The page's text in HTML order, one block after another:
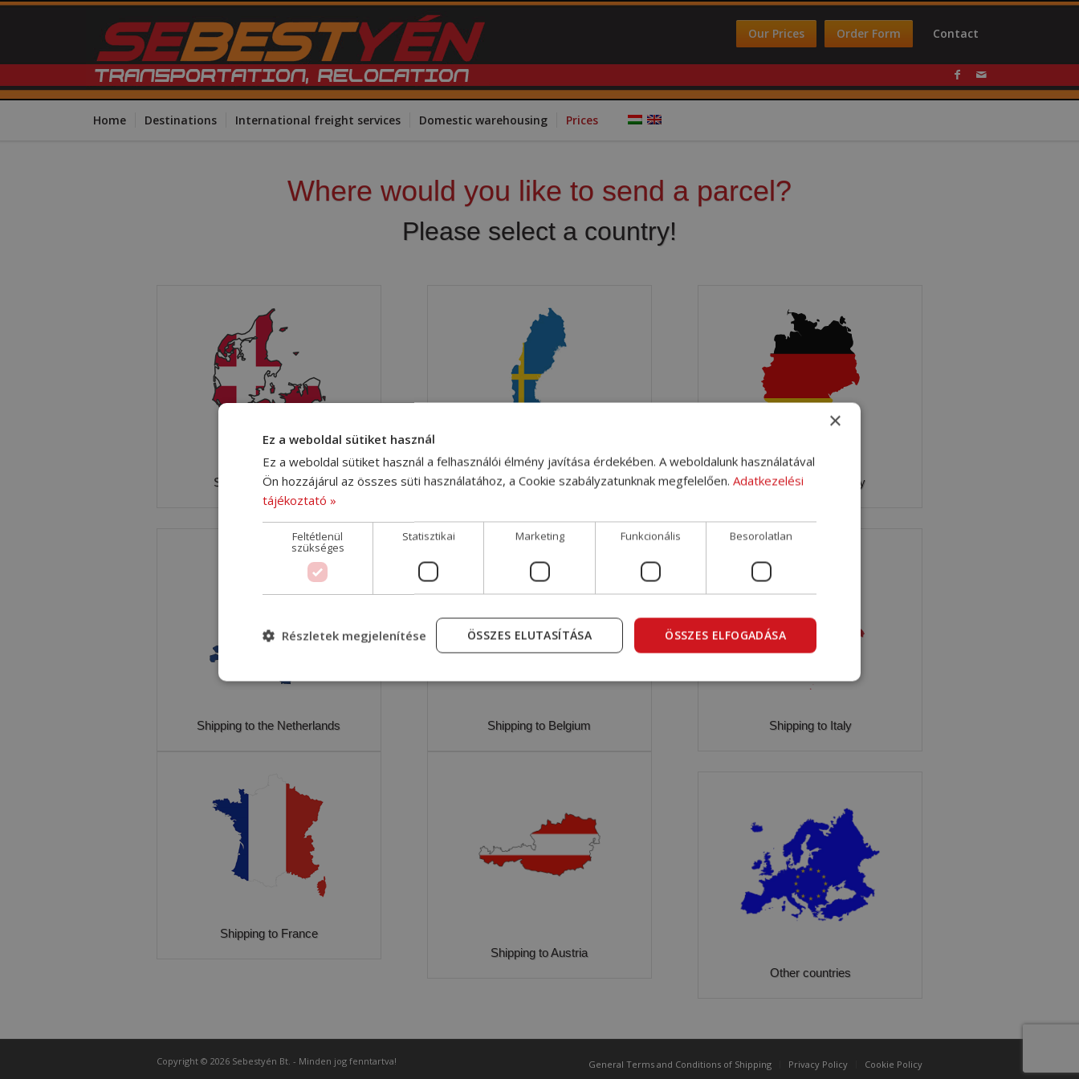
Our Prices Order Form Contact
Home Destinations International freight services Domestic warehousing Prices
Where would you like to send a parcel?
Please select a country!
Shipping to Denmark Shipping to Sweden Shipping to Germany
Shipping to the Netherlands Shipping to Belgium Shipping to Italy
Shipping to France
Shipping to Austria
Other countries
Copyright © 2026 Sebestyén Bt. - Minden jog fenntartva! General Terms and Conditions of Shipping Privacy Policy Cookie Policy
×
Ez a weboldal sütiket használ
Ez a weboldal sütiket használ a felhasználói élmény javítása érdekében. A weboldalunk használatával
Ön hozzájárul az összes süti használatához, a Cookie szabályzatunknak megfelelően. Adatkezelési
tájékoztató »
Feltétlenül
szükséges
Statisztikai Marketing Funkcionális Besorolatlan
ÖSSZES ELFOGADÁSA
ÖSSZES ELUTASÍTÁSA
Részletek megjelenítése